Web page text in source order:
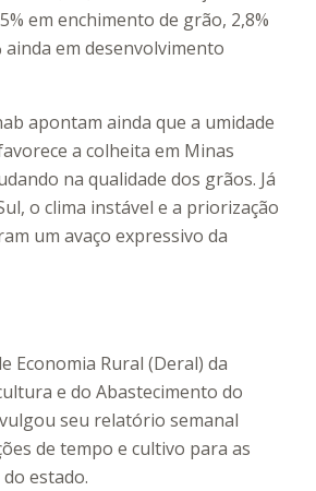
em enchimento de grão, 2,8%
ainda em desenvolvimento
apontam ainda que a umidade
a colheita em Minas
na qualidade dos grãos. Já
o clima instável e a priorização
um avaço expressivo da
Economia Rural (Deral) da
e do Abastecimento do
seu relatório semanal
de tempo e cultivo para as
do estado.